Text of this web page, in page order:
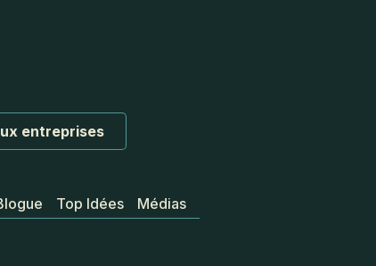
entreprises
Top Idées Médias